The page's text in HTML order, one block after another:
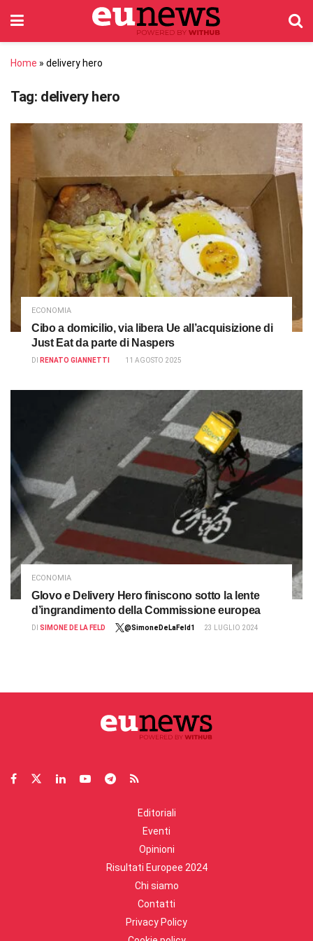
Home » delivery hero
Tag: delivery hero
ECONOMIA
Cibo a domicilio, via libera Ue all’acquisizione di
Just Eat da parte di Naspers
DI RENATO GIANNETTI 11 AGOSTO 2025
ECONOMIA
Glovo e Delivery Hero finiscono sotto la lente
d’ingrandimento della Commissione europea
DI SIMONE DE LA FELD @SimoneDeLaFeld1 23 LUGLIO 2024
Editoriali
Eventi
Opinioni
Risultati Europee 2024
Chi siamo
Contatti
Privacy Policy